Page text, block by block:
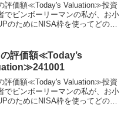
評価額≪Today's Valuation≫投資
でビンボーリーマンの私が、お小
のためにNISA枠を使ってどの銘
れば、少なからず長期投資を始め
評価額≪Today’s
評価額≪Today's Valuation≫投資
でビンボーリーマンの私が、お小
のためにNISA枠を使ってどの銘